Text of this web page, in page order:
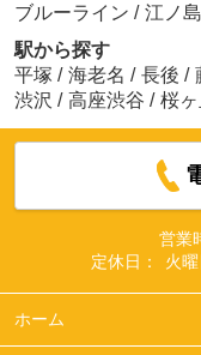
ブルーライン / 江ノ
駅から探す
平塚 / 海老名 / 長後 /
渋沢 / 高座渋谷 / 桜ヶ
営業
定休日：
火
ホーム